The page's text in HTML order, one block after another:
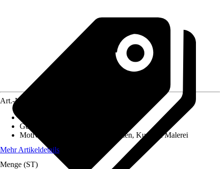
Art.-Nr.
Gewicht
Motivkategorie
Blumen & Pflanzen, Kunst & Malerei
Mehr Artikeldetails
Menge (ST)